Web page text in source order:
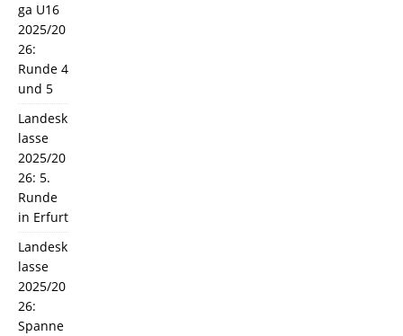
ga U16
2025/20
26:
Runde 4
und 5
Landesk
lasse
2025/20
26: 5.
Runde
in Erfurt
Landesk
lasse
2025/20
26:
Spanne